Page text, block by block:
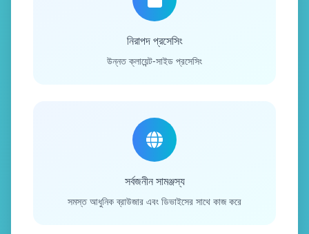
নিরাপদ প্রসেসিং
উন্নত ক্লায়েন্ট-সাইড প্রসেসিং
সর্বজনীন সামঞ্জস্য
সমস্ত আধুনিক ব্রাউজার এবং ডিভাইসের সাথে কাজ করে